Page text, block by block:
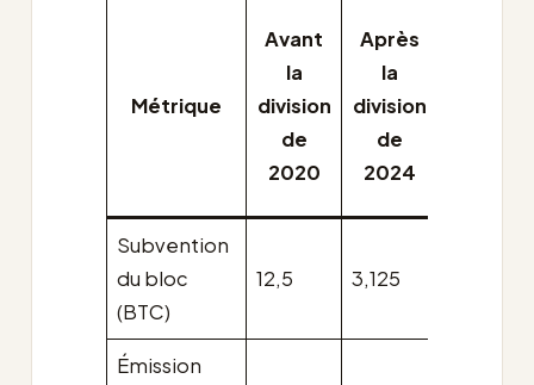
Métrique
Avant
la
division
de
2020
Après
la
division
de
2024
Subvention
du bloc
(BTC)
12,5 3,125
Émission